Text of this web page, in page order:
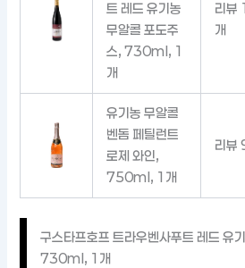
트 레드 유기농
무알콜 포도주
스, 730ml, 1
개
리
개
유기농 무알콜
벤돔 페틸런트
로제 와인,
750ml, 1개
리뷰
구스타프호프 트라우벤사푸트 레드 유
730ml, 1개